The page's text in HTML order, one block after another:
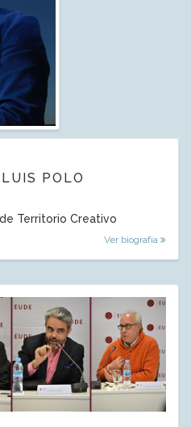
POLO
Territorio Creativo
Ver biografía